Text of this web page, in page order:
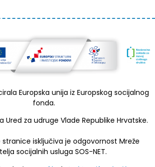
Europska unija iz Europskog socijalnog
fonda.
Ured za udruge Vlade Republike Hrvatske.
stranice isključiva je odgovornost Mreže
socijalnih usluga SOS-NET.